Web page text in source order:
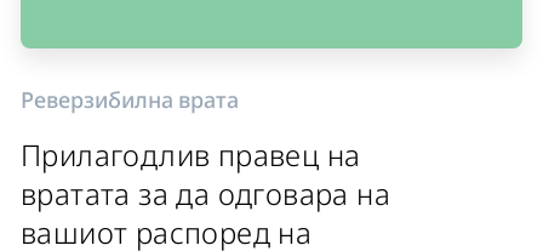
Реверзибилна врата
Прилагодлив правец на
вратата за да одговара на
вашиот распоред на